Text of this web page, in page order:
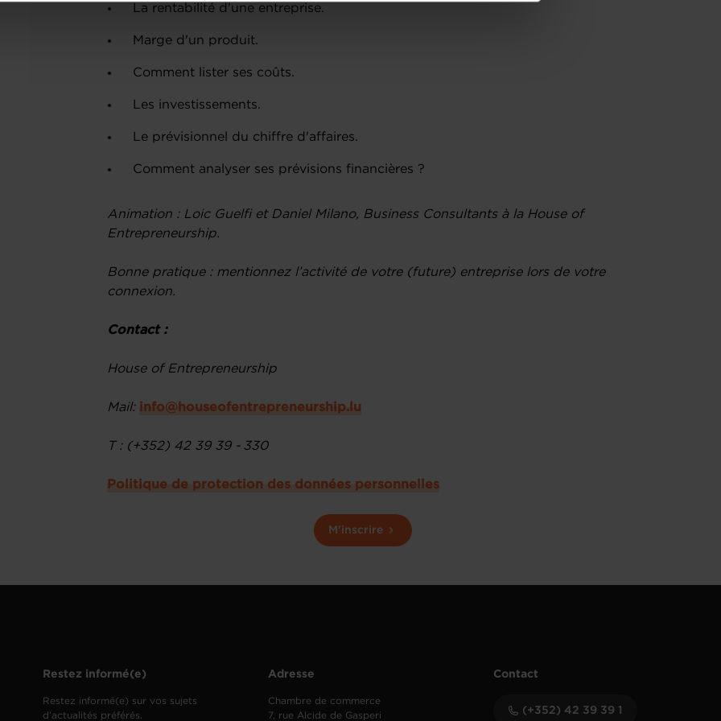
Charte d’usage des cookies et notrePolitique de protection des données
La rentabilité d'une entreprise.
Marge d'un produit.
Comment lister ses coûts.
Les investissements.
Le prévisionnel du chiffre d'affaires.
Comment analyser ses prévisions financières ?
Animation : Loic Guelfi et Daniel Milano, Business Consultants à la House of
Entrepreneurship.
Bonne pratique : mentionnez l’activité de votre (future) entreprise lors de votre
connexion.
Contact :
House of Entrepreneurship
Mail: info@houseofentrepreneurship.lu
T : (+352) 42 39 39 - 330
Politique de protection des données personnelles
M'inscrire
Restez informé(e)
Restez informé(e) sur vos sujets
d’actualités préférés.
Adresse
Chambre de commerce
7, rue Alcide de Gasperi
Contact
(+352) 42 39 39 1